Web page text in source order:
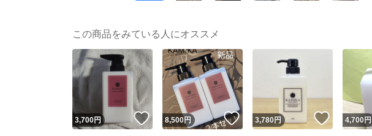
この商品をみている人にオススメ
3,700円 いいね！
8,500円 いいね！
3,780円 いいね！
4,700円